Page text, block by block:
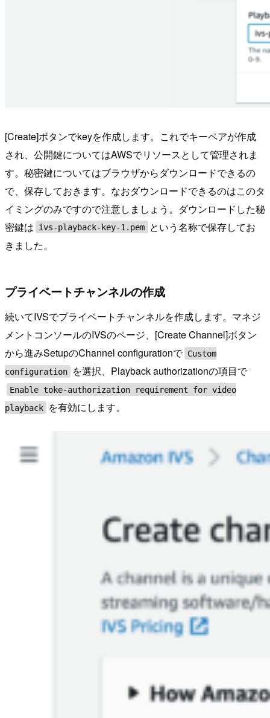
[Create]ボタンでkeyを作成します。これでキーペアが作成
され、公開鍵についてはAWSでリソースとして管理されま
す。秘密鍵についてはブラウザからダウンロードできるの
で、保存しておきます。なおダウンロードできるのはこのタ
イミングのみですので注意しましょう。ダウンロードした秘
密鍵は
ivs-playback-key-1.pem
という名称で保存してお
きました。
プライベートチャンネルの作成
続いてIVSでプライベートチャンネルを作成します。マネジ
メントコンソールのIVSのページ、[Create Channel]ボタン
から進みSetupのChannel configurationで Custom
configuration
を選択、Playback authorizationの項目で
Enable toke-authorization requirement for video
playback
を有効にします。